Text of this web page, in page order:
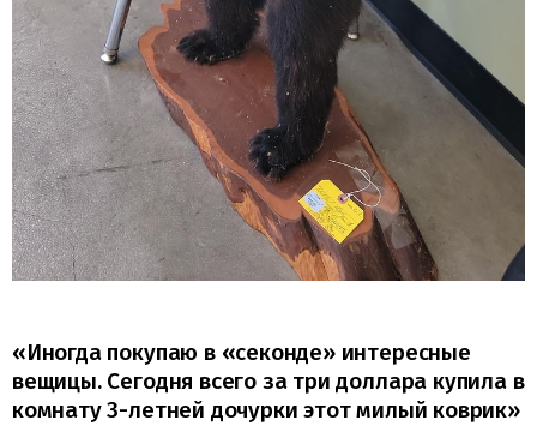
«Иногда покупаю в «секонде» интересные
вещицы. Сегодня всего за три доллара купила в
комнату 3-летней дочурки этот милый коврик»